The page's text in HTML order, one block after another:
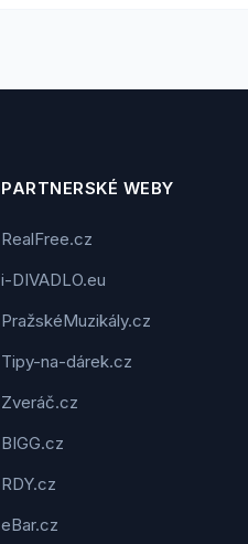
PARTNERSKÉ WEBY
RealFree.cz
i-DIVADLO.eu
PražskéMuzikály.cz
Tipy-na-dárek.cz
Zveráč.cz
BIGG.cz
RDY.cz
eBar.cz